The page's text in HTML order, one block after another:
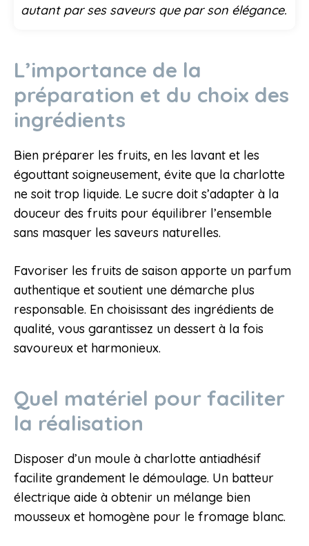
autant par ses saveurs que par son élégance.
L’importance de la
préparation et du choix des
ingrédients
Bien préparer les fruits, en les lavant et les
égouttant soigneusement, évite que la charlotte
ne soit trop liquide. Le sucre doit s’adapter à la
douceur des fruits pour équilibrer l’ensemble
sans masquer les saveurs naturelles.
Favoriser les fruits de saison apporte un parfum
authentique et soutient une démarche plus
responsable. En choisissant des ingrédients de
qualité, vous garantissez un dessert à la fois
savoureux et harmonieux.
Quel matériel pour faciliter
la réalisation
Disposer d’un moule à charlotte antiadhésif
facilite grandement le démoulage. Un batteur
électrique aide à obtenir un mélange bien
mousseux et homogène pour le fromage blanc.